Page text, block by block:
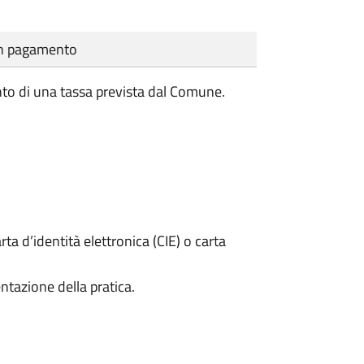
pagamento
di una tassa prevista dal Comune.
d’identità elettronica (CIE) o carta
della pratica.